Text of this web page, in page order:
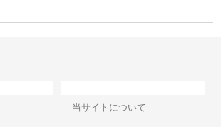
当サイトについて